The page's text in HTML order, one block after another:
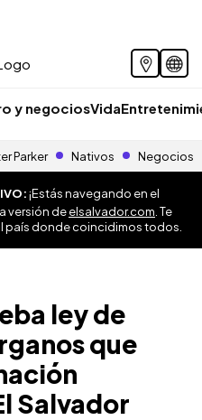
y negociosVida
Parker Nativos Negocios
¡Estás navegando en el
versión deelsalvador.com . Te
país donde coincidimos todos.
ley de
que
Salvador